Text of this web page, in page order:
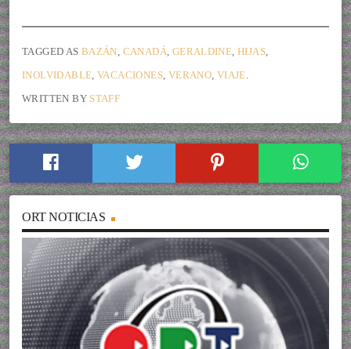
TAGGED AS BAZÁN, CANADÁ, GERALDINE,HIJAS,
INOLVIDABLE,VACACIONES, VERANO, VIAJE.
WRITTEN BY STAFF
ORT NOTICIAS